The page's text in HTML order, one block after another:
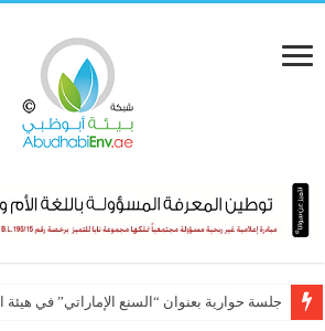
جلسة حوارية بعنوان “السنع الإماراتي” في